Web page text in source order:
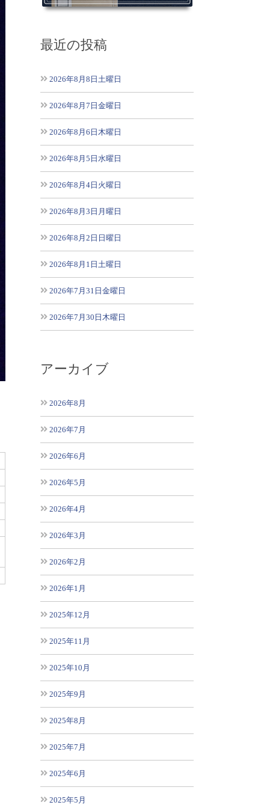
最近の投稿
2026年8月8日土曜日
2026年8月7日金曜日
2026年8月6日木曜日
2026年8月5日水曜日
2026年8月4日火曜日
2026年8月3日月曜日
2026年8月2日日曜日
2026年8月1日土曜日
2026年7月31日金曜日
2026年7月30日木曜日
アーカイブ
2026年8月
2026年7月
2026年6月
2026年5月
2026年4月
2026年3月
2026年2月
2026年1月
2025年12月
2025年11月
2025年10月
2025年9月
2025年8月
2025年7月
2025年6月
2025年5月